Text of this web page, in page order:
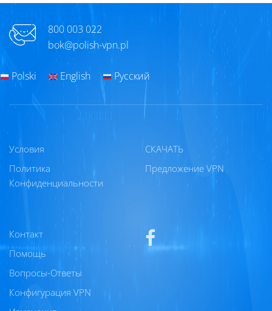
800 003 022
bok@polish-vpn.pl
Polski English Русский
Условия
Политика
Конфиденциальности
СКАЧАТЬ
Предложение VPN
Контакт
Помощь
Вопросы-Ответы
Конфигурация VPN